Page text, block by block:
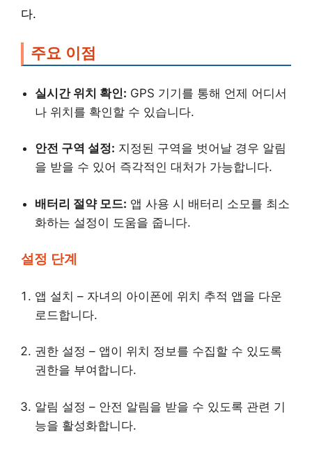
다.
주요 이점
실시간 위치 확인: GPS 기기를 통해 언제 어디서
나 위치를 확인할 수 있습니다.
안전 구역 설정: 지정된 구역을 벗어날 경우 알림
을 받을 수 있어 즉각적인 대처가 가능합니다.
배터리 절약 모드: 앱 사용 시 배터리 소모를 최소
화하는 설정이 도움을 줍니다.
설정 단계
앱 설치 – 자녀의 아이폰에 위치 추적 앱을 다운
로드합니다.
권한 설정 – 앱이 위치 정보를 수집할 수 있도록
권한을 부여합니다.
알림 설정 – 안전 알림을 받을 수 있도록 관련 기
능을 활성화합니다.